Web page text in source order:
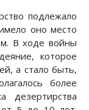
подлежало
оно место
В ходе войны
которое
а стало быть,
более
дезертирства